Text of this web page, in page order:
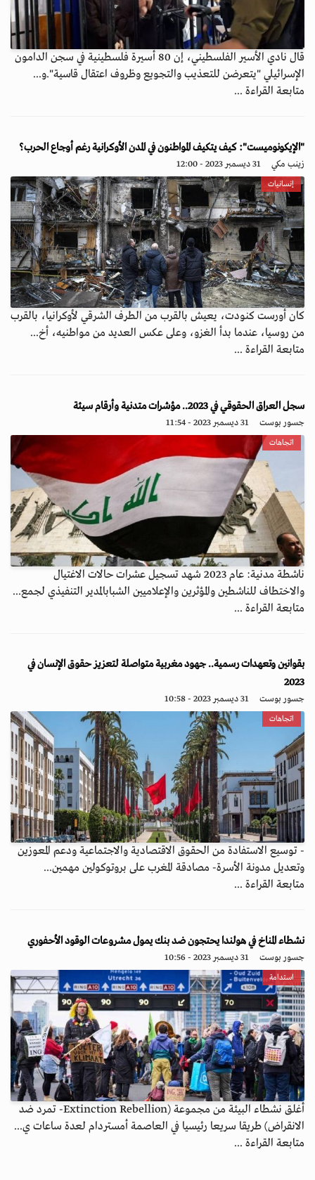
قال نادي الأسير الفلسطيني، إن 80 أسيرة فلسطينية في سجن الدامون
الإسرائيلي "يتعرضن للتعذيب والتجويع وظروف اعتقال قاسية".و...
متابعة القراءة ...
"الإيكونوميست": كيف يتكيف المواطنون في المدن الأوكرانية رغم أوجاع الحرب؟
زينب مكي 31 ديسمبر 2023 - 12:00
إنسانيات
كان أورست كنودت، يعيش بالقرب من الطرف الشرقي لأوكرانيا، بالقرب
من روسيا، عندما بدأ الغزو، وعلى عكس العديد من مواطنيه، أخ...
متابعة القراءة ...
سجل العراق الحقوقي في 2023.. مؤشرات متدنية وأرقام سيئة
جسور بوست 31 ديسمبر 2023 - 11:54
اتجاهات
ناشطة مدنية: عام 2023 شهد تسجيل عشرات حالات الاغتيال
والاختطاف للناشطين والمؤثرين والإعلاميين الشبابالمدير التنفيذي لجمع...
متابعة القراءة ...
بقوانين وتعهدات رسمية.. جهود مغربية متواصلة لتعزيز حقوق الإنسان في
2023
جسور بوست 31 ديسمبر 2023 - 10:58
اتجاهات
- توسيع الاستفادة من الحقوق الاقتصادية والاجتماعية ودعم المعوزين
وتعديل مدونة الأسرة- مصادقة المغرب على بروتوكولين مهمين...
متابعة القراءة ...
نشطاء المناخ في هولندا يحتجون ضد بنك يمول مشروعات الوقود الأحفوري
جسور بوست 31 ديسمبر 2023 - 10:56
استدامة
أغلق نشطاء البيئة من مجموعة (Extinction Rebellion- تمرد ضد
الانقراض) طريقا سريعا رئيسيا في العاصمة أمستردام لعدة ساعات ي...
متابعة القراءة ...